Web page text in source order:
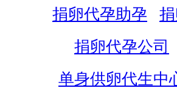
捐卵代孕助孕
捐卵代孕公司
单身供卵代生中